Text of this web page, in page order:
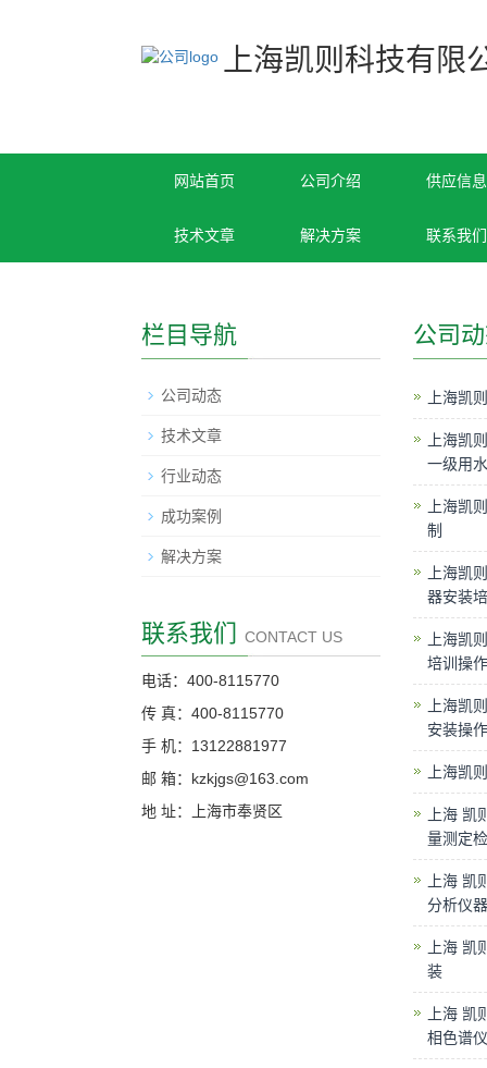
上海凯则科技有限
网站首页 公司介绍 供应信息
技术文章 解决方案 联系我们
公司
上海凯
上海凯
一级用
上海凯
制
上海凯
器安装
上海凯
培训操
上海凯
安装操
上海凯
上海
量测定
上海
分析仪
上海
装
上海
相色谱
栏目导航
公司动态
技术文章
行业动态
成功案例
解决方案
联系我们 CONTACT US
电话：400-8115770
传 真：400-8115770
手 机：13122881977
邮 箱：kzkjgs@163.com
地 址：上海市奉贤区